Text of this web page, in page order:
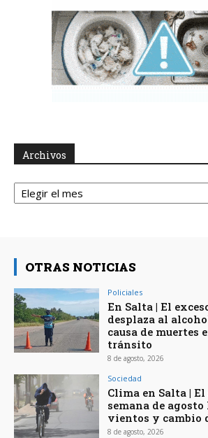
Archivos
Archivos
OTRAS NOTICIAS
Policiales
En Salta | El
desplaza al
causa de muertes
tránsito
8 de agosto, 2026
Sociedad
Clima en Salta |
semana de
vientos y cambio
8 de agosto, 2026